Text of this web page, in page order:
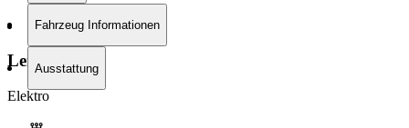
Fahrzeug Informationen
Ausstattung
Leistung
Elektro